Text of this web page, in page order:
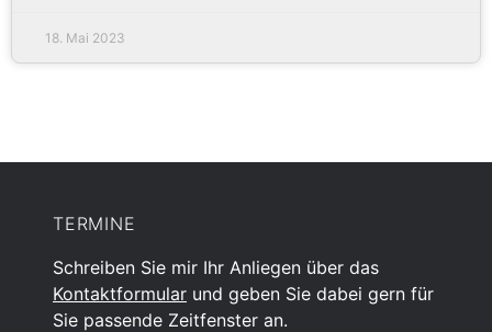
18. Mai 2023
TERMINE
Schreiben Sie mir Ihr Anliegen über das
Kontaktformular und geben Sie dabei gern für
Sie passende Zeitfenster an.